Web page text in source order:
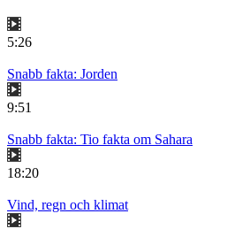
5:26
Snabb fakta: Jorden
9:51
Snabb fakta: Tio fakta om Sahara
18:20
Vind, regn och klimat